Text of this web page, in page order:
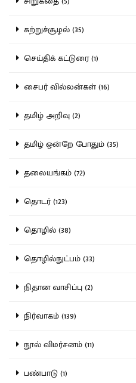
சுற்றுச்சூழல் (35)
செய்திக் கட்டுரை (1)
சைபர் வில்லன்கள் (16)
தமிழ் அறிவு (2)
தமிழ் ஒன்றே போதும் (35)
தலையங்கம் (72)
தொடர் (123)
தொழில் (38)
தொழில்நுட்பம் (33)
நிதான வாசிப்பு (2)
நிர்வாகம் (139)
நூல் விமர்சனம் (11)
பண்பாடு (1)